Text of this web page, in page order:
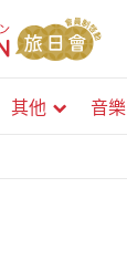
其他 音樂